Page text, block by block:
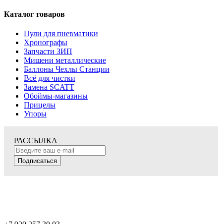
Каталог товаров
Пули для пневматики
Хронографы
Запчасти ЗИП
Мишени металлические
Баллоны Чехлы Станции
Всё для чистки
Замена SCATT
Обоймы-магазины
Прицелы
Упоры
РАССЫЛКА
Подписаться